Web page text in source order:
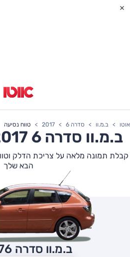
אוטו ב.מ.וו סדרה 6 2017 טווח נסיעה
ב.מ.וו סדרה 6
הבא שלך
ב.מ.וו סדרה 6